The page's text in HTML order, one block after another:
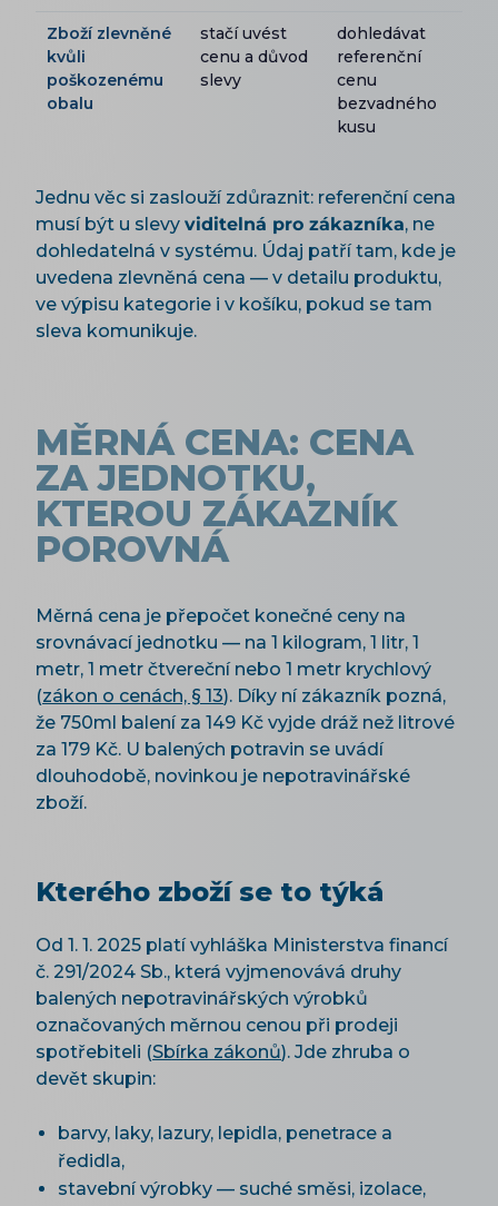
Zboží zlevněné
kvůli
poškozenému
obalu
stačí uvést
cenu a důvod
slevy
dohledávat
referenční
cenu
bezvadného
kusu
Jednu věc si zaslouží zdůraznit: referenční cena
musí být u slevy viditelná pro zákazníka, ne
dohledatelná v systému. Údaj patří tam, kde je
uvedena zlevněná cena — v detailu produktu,
ve výpisu kategorie i v košíku, pokud se tam
sleva komunikuje.
MĚRNÁ CENA: CENA
ZA JEDNOTKU,
KTEROU ZÁKAZNÍK
POROVNÁ
Měrná cena je přepočet konečné ceny na
srovnávací jednotku — na 1 kilogram, 1 litr, 1
metr, 1 metr čtvereční nebo 1 metr krychlový
(zákon o cenách, § 13). Díky ní zákazník pozná,
že 750ml balení za 149 Kč vyjde dráž než litrové
za 179 Kč. U balených potravin se uvádí
dlouhodobě, novinkou je nepotravinářské
zboží.
Kterého zboží se to týká
Od 1. 1. 2025 platí vyhláška Ministerstva financí
č. 291/2024 Sb., která vyjmenovává druhy
balených nepotravinářských výrobků
označovaných měrnou cenou při prodeji
spotřebiteli (Sbírka zákonů). Jde zhruba o
devět skupin:
barvy, laky, lazury, lepidla, penetrace a
ředidla,
stavební výrobky — suché směsi, izolace,